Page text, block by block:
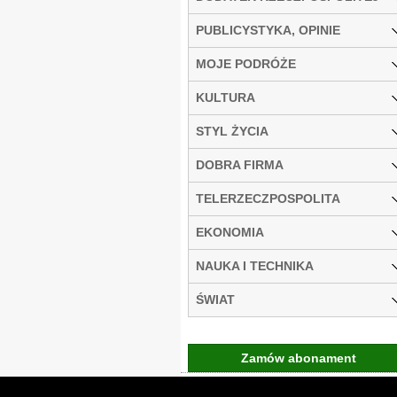
PUBLICYSTYKA, OPINIE
MOJE PODRÓŻE
KULTURA
STYL ŻYCIA
DOBRA FIRMA
TELERZECZPOSPOLITA
EKONOMIA
NAUKA I TECHNIKA
ŚWIAT
Zamów abonament